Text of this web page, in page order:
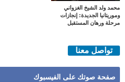
محمد ولد الشيخ الغزواني
وموريتانيا الجديدة: إنجازات
مرحلة ورهان المستقبل
تواصل معنا
صفحة صوتك على الفيسبوك